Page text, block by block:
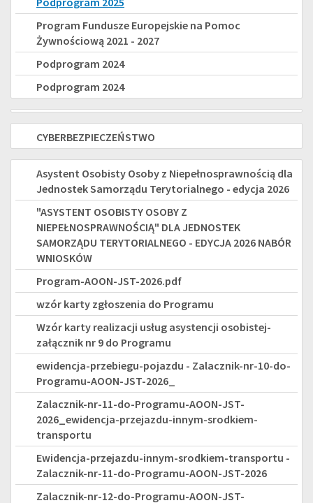
wspierające
nowe
świadczenie
dla
osób
z
niepełnosprawnością
Fundusze
Europejskie
na
Pomoc
Żywnościową
2021
2027
Program Fundusze Europejskie na Pomoc
Żywnościową 2021 - 2027
Podprogram 2024
Podprogram 2024
Korpus
Wsparcia
Seniorów
2025
CYBERBEZPIECZEŃSTWO
CYBERBEZPIECZEŃSTWO
"ASYSTENT
OSOBISTY
OSOBY
NIEPEŁNOSPRAWNOŚCIĄ"
DLA
JEDNOSTEK
SAMORZĄDU
TERYTORIALNEGO
-
EDYCJA
2026
Asystent Osobisty Osoby z Niepełnosprawnością dla
Jednostek Samorządu Terytorialnego - edycja 2026
"ASYSTENT OSOBISTY OSOBY Z
NIEPEŁNOSPRAWNOŚCIĄ" DLA JEDNOSTEK
SAMORZĄDU TERYTORIALNEGO - EDYCJA 2026 NABÓR
WNIOSKÓW
Program-AOON-JST-2026.pdf
wzór karty zgłoszenia do Programu
Wzór karty realizacji usług asystencji osobistej-
załącznik nr 9 do Programu
ewidencja-przebiegu-pojazdu - Zalacznik-nr-10-do-
Programu-AOON-JST-2026_
Zalacznik-nr-11-do-Programu-AOON-JST-
2026_ewidencja-przejazdu-innym-srodkiem-
transportu
Ewidencja-przejazdu-innym-srodkiem-transportu -
Zalacznik-nr-11-do-Programu-AOON-JST-2026
Zalacznik-nr-12-do-Programu-AOON-JST-